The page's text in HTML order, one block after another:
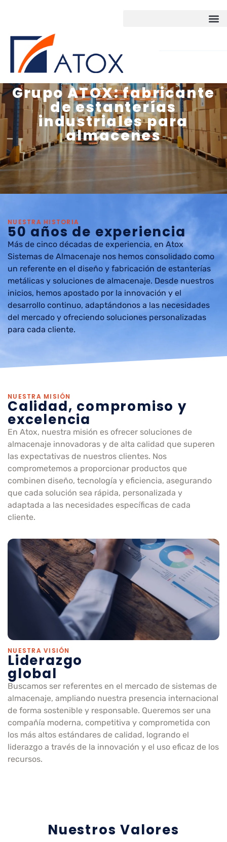
SOLUCIONES DE
ALMACENES
ALMACENES
INSPECCIONES
CONTACTO
Grupo ATOX: fabricante
de estanterías
industriales para
almacenes
NUESTRA HISTORIA
50 años de experiencia
Más de cinco décadas de experiencia, en Atox
Sistemas de Almacenaje nos hemos consolidado como
un referente en el diseño y fabricación de estanterías
metálicas y soluciones de almacenaje. Desde nuestros
inicios, hemos apostado por la innovación y el
desarrollo continuo, adaptándonos a las necesidades
del mercado y ofreciendo soluciones personalizadas
para cada cliente.
NUESTRA MISIÓN
Calidad, compromiso y
excelencia
En Atox, nuestra misión es ofrecer soluciones de
almacenaje innovadoras y de alta calidad que superen
las expectativas de nuestros clientes. Nos
comprometemos a proporcionar productos que
combinen diseño, tecnología y eficiencia, asegurando
que cada solución sea rápida, personalizada y
adaptada a las necesidades específicas de cada
cliente.
NUESTRA VISIÓN
Liderazgo
global
Buscamos ser referentes en el mercado de sistemas de
almacenaje, ampliando nuestra presencia internacional
de forma sostenible y responsable. Queremos ser una
compañía moderna, competitiva y comprometida con
los más altos estándares de calidad, logrando el
liderazgo a través de la innovación y el uso eficaz de los
recursos.
Nuestros Valores